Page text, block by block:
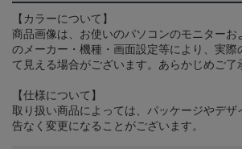
【カラーについて】
商品画像は、お使いのパソコンのモニターお
のメーカー・機種・画面設定等により、実際
て見える場合がございます。あらかじめご了
【仕様について】
取り扱い商品によっては、パッケージやデザ
告なく変更になることがございます。